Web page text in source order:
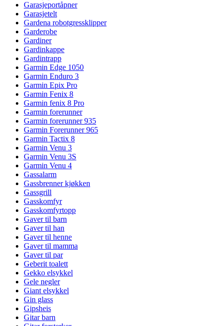
Garasjeportåpner
Garasjetelt
Gardena robotgressklipper
Garderobe
Gardiner
Gardinkappe
Gardintrapp
Garmin Edge 1050
Garmin Enduro 3
Garmin Epix Pro
Garmin Fenix 8
Garmin fenix 8 Pro
Garmin forerunner
Garmin forerunner 935
Garmin Forerunner 965
Garmin Tactix 8
Garmin Venu 3
Garmin Venu 3S
Garmin Venu 4
Gassalarm
Gassbrenner kjøkken
Gassgrill
Gasskomfyr
Gasskomfyrtopp
Gaver til barn
Gaver til han
Gaver til henne
Gaver til mamma
Gaver til par
Geberit toalett
Gekko elsykkel
Gele negler
Giant elsykkel
Gin glass
Gipsheis
Gitar barn